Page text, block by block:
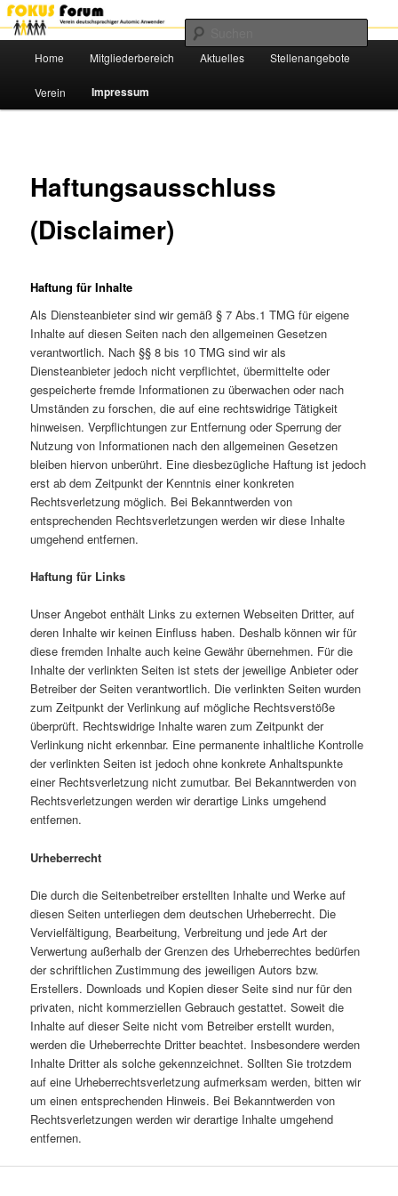
Das Benutzerforum für Automic-Anwender
Zum
primären
Home Mitgliederbereich Aktuelles Stellenangebote
Verein Impressum
Haftungsausschluss
(Disclaimer)
Haftung für Inhalte
Als Diensteanbieter sind wir gemäß § 7 Abs.1 TMG für eigene
Inhalte auf diesen Seiten nach den allgemeinen Gesetzen
verantwortlich. Nach §§ 8 bis 10 TMG sind wir als
Diensteanbieter jedoch nicht verpflichtet, übermittelte oder
gespeicherte fremde Informationen zu überwachen oder nach
Umständen zu forschen, die auf eine rechtswidrige Tätigkeit
hinweisen. Verpflichtungen zur Entfernung oder Sperrung der
Nutzung von Informationen nach den allgemeinen Gesetzen
bleiben hiervon unberührt. Eine diesbezügliche Haftung ist jedoch
erst ab dem Zeitpunkt der Kenntnis einer konkreten
Rechtsverletzung möglich. Bei Bekanntwerden von
entsprechenden Rechtsverletzungen werden wir diese Inhalte
umgehend entfernen.
Haftung für Links
Unser Angebot enthält Links zu externen Webseiten Dritter, auf
deren Inhalte wir keinen Einfluss haben. Deshalb können wir für
diese fremden Inhalte auch keine Gewähr übernehmen. Für die
Inhalte der verlinkten Seiten ist stets der jeweilige Anbieter oder
Betreiber der Seiten verantwortlich. Die verlinkten Seiten wurden
zum Zeitpunkt der Verlinkung auf mögliche Rechtsverstöße
überprüft. Rechtswidrige Inhalte waren zum Zeitpunkt der
Verlinkung nicht erkennbar. Eine permanente inhaltliche Kontrolle
der verlinkten Seiten ist jedoch ohne konkrete Anhaltspunkte
einer Rechtsverletzung nicht zumutbar. Bei Bekanntwerden von
Rechtsverletzungen werden wir derartige Links umgehend
entfernen.
Urheberrecht
Die durch die Seitenbetreiber erstellten Inhalte und Werke auf
diesen Seiten unterliegen dem deutschen Urheberrecht. Die
Vervielfältigung, Bearbeitung, Verbreitung und jede Art der
Verwertung außerhalb der Grenzen des Urheberrechtes bedürfen
der schriftlichen Zustimmung des jeweiligen Autors bzw.
Erstellers. Downloads und Kopien dieser Seite sind nur für den
privaten, nicht kommerziellen Gebrauch gestattet. Soweit die
Inhalte auf dieser Seite nicht vom Betreiber erstellt wurden,
werden die Urheberrechte Dritter beachtet. Insbesondere werden
Inhalte Dritter als solche gekennzeichnet. Sollten Sie trotzdem
auf eine Urheberrechtsverletzung aufmerksam werden, bitten wir
um einen entsprechenden Hinweis. Bei Bekanntwerden von
Rechtsverletzungen werden wir derartige Inhalte umgehend
entfernen.